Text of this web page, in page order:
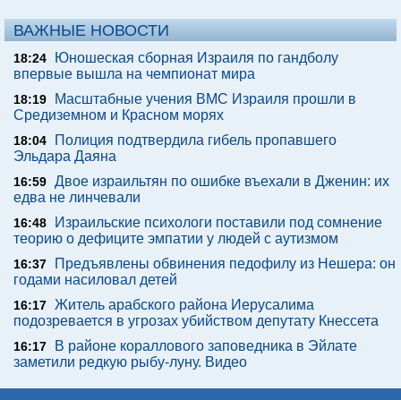
ВАЖНЫЕ НОВОСТИ
18:24
Юношеская сборная Израиля по гандболу
впервые вышла на чемпионат мира
18:19
Масштабные учения ВМС Израиля прошли в
Средиземном и Красном морях
18:04
Полиция подтвердила гибель пропавшего
Эльдара Даяна
16:59 Двое израильтян по ошибке въехали в Дженин: их
едва не линчевали
16:48
Израильские психологи поставили под сомнение
теорию о дефиците эмпатии у людей с аутизмом
16:37
Предъявлены обвинения педофилу из Нешера: он
годами насиловал детей
16:17 Житель арабского района Иерусалима
подозревается в угрозах убийством депутату Кнессета
16:17
В районе кораллового заповедника в Эйлате
заметили редкую рыбу-луну. Видео